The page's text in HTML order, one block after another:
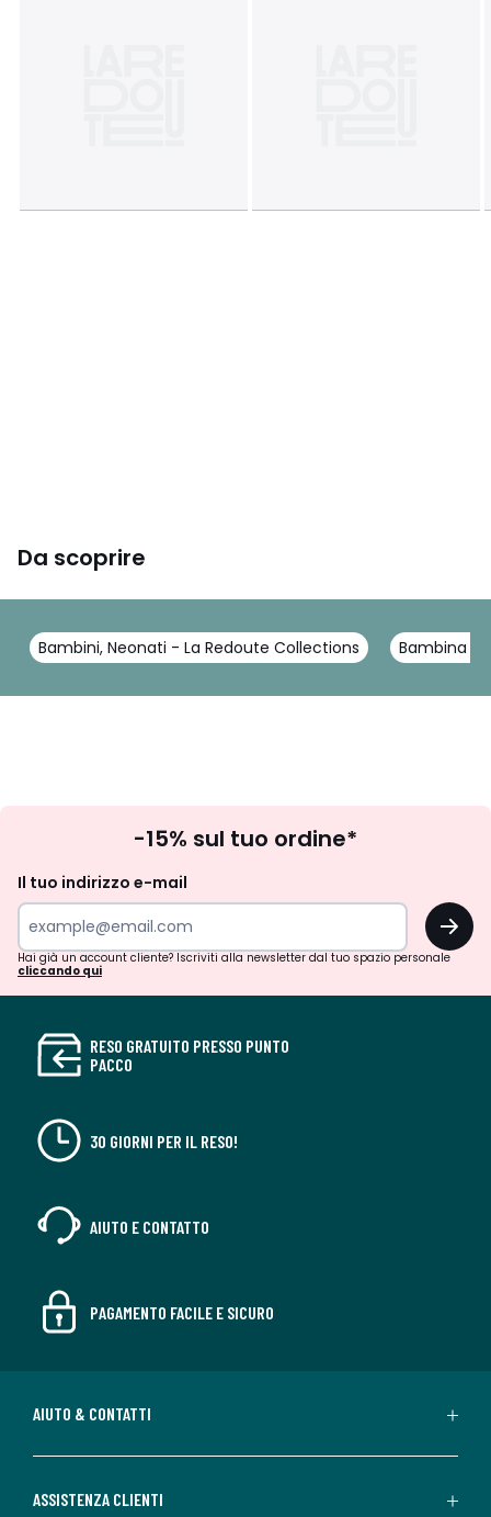
Da scoprire
Bambini, Neonati - La Redoute Collections Bambina
newsletter
-15% sul tuo ordine*
Il tuo indirizzo e-mail
OK
Hai già un account cliente? Iscriviti alla newsletter dal tuo spazio personale
cliccando qui
RESO GRATUITO PRESSO PUNTO
PACCO
30 GIORNI PER IL RESO!
AIUTO E CONTATTO
PAGAMENTO FACILE E SICURO
AIUTO & CONTATTI
ASSISTENZA CLIENTI